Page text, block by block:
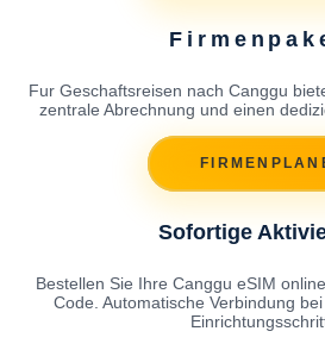
Fur Geschaftsreisen nach Canggu
zentrale Abrechnung und einen
Sofortige
Bestellen Sie Ihre Canggu eSIM
Code. Automatische Verbindung